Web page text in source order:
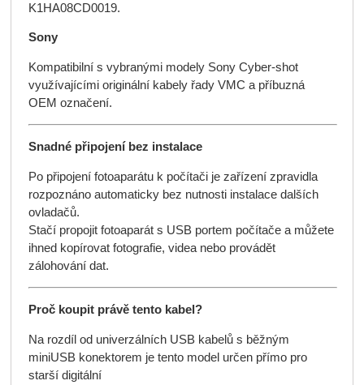
K1HA08CD0019.
Sony
Kompatibilní s vybranými modely Sony Cyber-shot
využívajícími originální kabely řady VMC a příbuzná
OEM označení.
Snadné připojení bez instalace
Po připojení fotoaparátu k počítači je zařízení zpravidla
rozpoznáno automaticky bez nutnosti instalace dalších
ovladačů.
Stačí propojit fotoaparát s USB portem počítače a můžete
ihned kopírovat fotografie, videa nebo provádět
zálohování dat.
Proč koupit právě tento kabel?
Na rozdíl od univerzálních USB kabelů s běžným
miniUSB konektorem je tento model určen přímo pro
starší digitální